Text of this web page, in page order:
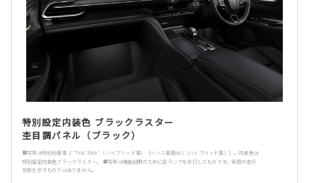
特別設定内装色 ブラックラスター
杢目調パネル（ブラック）
■写真は特別仕様車 Z “THE 70th”（ ハイブリッド車）［ベース車両はZ（ハイブリッド車）］。内装色は
特別設定内装色ブラックラスター。 ■写真は機能説明のために各ランプを点灯したものです。実際の走行
状態を示すものではありません。